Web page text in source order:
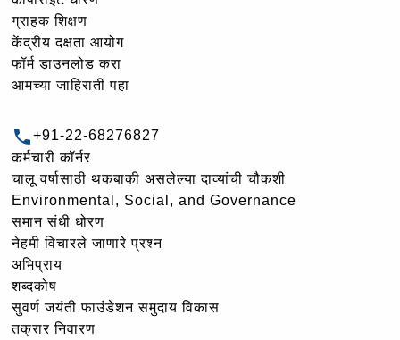
ग्राहक शिक्षण
केंद्रीय दक्षता आयोग
फॉर्म डाउनलोड करा
आमच्या जाहिराती पहा
+91-22-68276827
कर्मचारी कॉर्नर
चालू वर्षासाठी थकबाकी असलेल्या दाव्यांची चौकशी
Environmental, Social, and Governance
समान संधी धोरण
नेहमी विचारले जाणारे प्रश्न
अभिप्राय
शब्दकोष
सुवर्ण जयंती फाउंडेशन समुदाय विकास
तक्रार निवारण